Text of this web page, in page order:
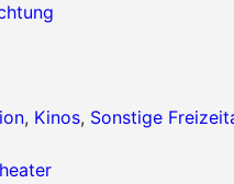
, Kinos, Sonstige